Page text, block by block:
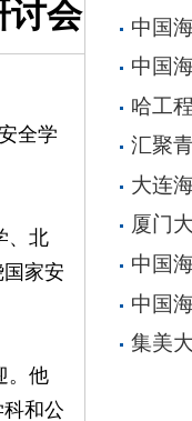
讨会
全学
、北
家安
。他
和公
技资源
中国
院与青
发展研
中国
科教融
哈工
海洋产
汇聚
科技发
推动海
大连
究所获
警重点
究应用
厦门
生物泵
中国
院国家
突破
中国
“国信1
集美